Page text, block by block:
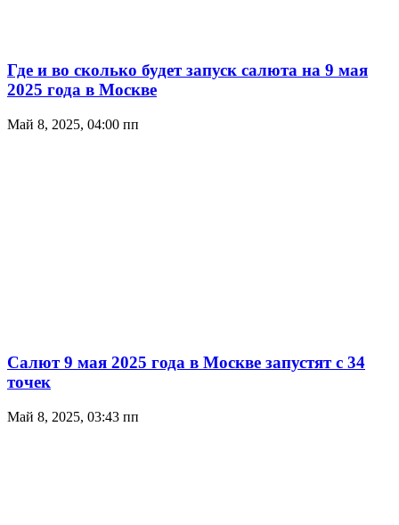
Где и во сколько будет запуск салюта на 9 мая
2025 года в Москве
Май 8, 2025, 04:00 пп
Салют 9 мая 2025 года в Москве запустят с 34
точек
Май 8, 2025, 03:43 пп